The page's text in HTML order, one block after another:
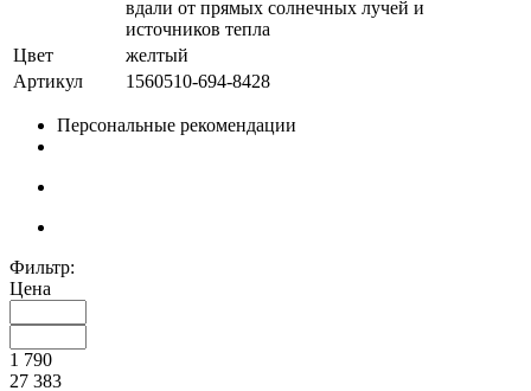
вдали от прямых солнечных лучей и
источников тепла
Цвет
желтый
Артикул
1560510-694-8428
Персональные рекомендации
Фильтр:
Цена
1 790
27 383